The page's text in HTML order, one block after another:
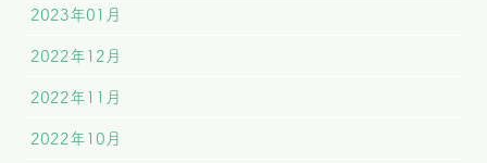
2023年01月
2022年12月
2022年11月
2022年10月